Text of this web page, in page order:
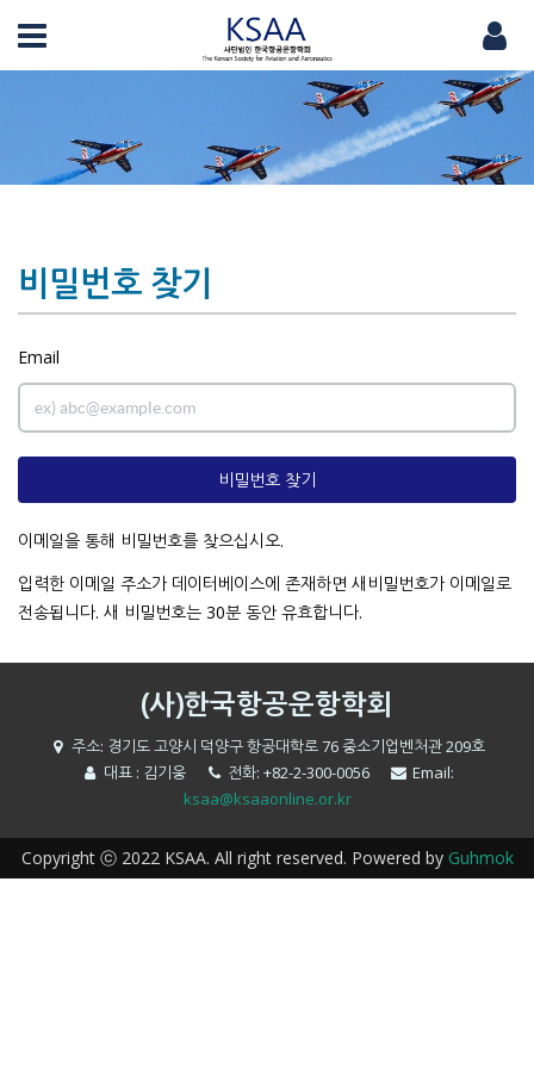
비밀번호 찾기
Email
비밀번호 찾기
이메일을 통해 비밀번호를 찾으십시오.
입력한 이메일 주소가 데이터베이스에 존재하면 새비밀번호가 이메일로
전송됩니다. 새 비밀번호는 30분 동안 유효합니다.
(사)한국항공운항학회
주소: 경기도 고양시 덕양구 항공대학로 76 중소기업벤처관 209호
대표 : 김기웅
전화: +82-2-300-0056
Email:
ksaa@ksaaonline.or.kr
Copyright ⓒ 2022 KSAA. All right reserved. Powered by Guhmok